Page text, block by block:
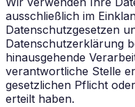
ausschließlich im
Datenschutzgesetzen
Datenschutzerklärung
hinausgehende
verantwortliche Stelle
gesetzlichen Pflicht
erteilt haben.